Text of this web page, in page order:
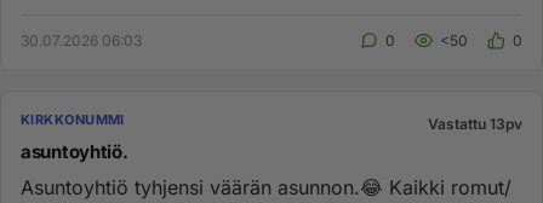
30.07.2026 06:03 0 <50 0
KIRKKONUMMI Vastattu 13pv
asuntoyhtiö.
Asuntoyhtiö tyhjensi väärän asunnon.😂 Kaikki romut/